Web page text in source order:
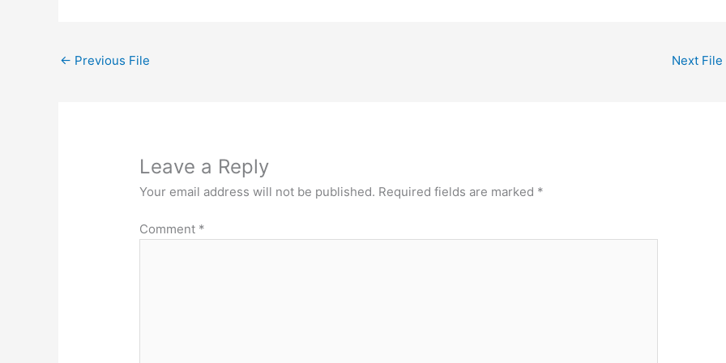
← Previous File Next File
Leave a Reply
Your email address will not be published. Required fields are marked *
Comment *